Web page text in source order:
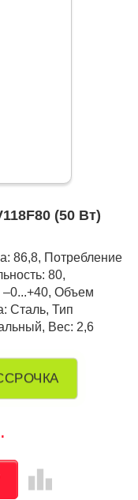
(50 Вт)
86,8, Потребление
80,
Объем
Сталь, Тип
Вес: 2,6
leaderboard